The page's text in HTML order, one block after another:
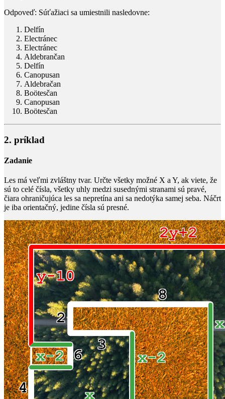
Odpoveď: Súťažiaci sa umiestnili nasledovne:
Delfín
Electránec
Electránec
Aldebrančan
Delfín
Canopusan
Aldebračan
Boötesčan
Canopusan
Boötesčan
2. príklad
Zadanie
Les má veľmi zvláštny tvar. Určte všetky možné X a Y, ak viete, že
sú to celé čísla, všetky uhly medzi susednými stranami sú pravé,
čiara ohraničujúca les sa nepretína ani sa nedotýka samej seba. Náčrt
je iba orientačný, jedine čísla sú presné.